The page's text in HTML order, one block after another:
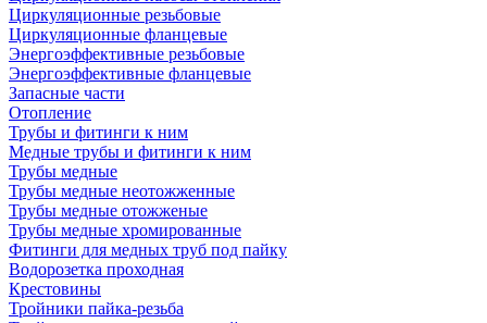
Циркуляционные резьбовые
Циркуляционные фланцевые
Энергоэффективные резьбовые
Энергоэффективные фланцевые
Запасные части
Отопление
Трубы и фитинги к ним
Медные трубы и фитинги к ним
Трубы медные
Трубы медные неотожженные
Трубы медные отожженые
Трубы медные хромированные
Фитинги для медных труб под пайку
Водорозетка проходная
Крестовины
Тройники пайка-резьба